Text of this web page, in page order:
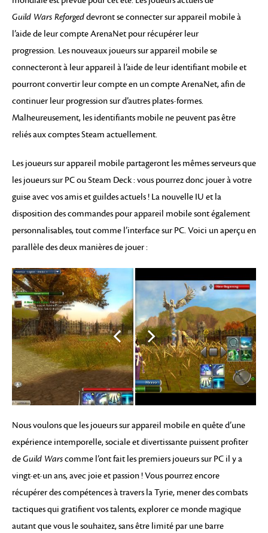
Guild Wars Reforgeddevront se connecter sur appareil mobile à
l’aide de leur compte ArenaNet pour récupérer leur
progression. Les nouveaux joueurs sur appareil mobile se
connecteront à leur appareil à l’aide de leur identifiant mobile et
pourront convertir leur compte en un compte ArenaNet, afin de
continuer leur progression sur d’autres plates-formes.
Malheureusement, les identifiants mobile ne peuvent pas être
reliés aux comptes Steam actuellement.
Les joueurs sur appareil mobile partageront les mêmes serveurs que
les joueurs sur PC ou Steam Deck : vous pourrez donc jouer à votre
guise avec vos amis et guildes actuels ! La nouvelle IU et la
disposition des commandes pour appareil mobile sont également
personnalisables, tout comme l’interface sur PC. Voici un aperçu en
parallèle des deux manières de jouer :
Nous voulons que les joueurs sur appareil mobile en quête d’une
expérience intemporelle, sociale et divertissante puissent profiter
deGuild Warscomme l’ont fait les premiers joueurs sur PC il y a
vingt-et-un ans, avec joie et passion ! Vous pourrez encore
récupérer des compétences à travers la Tyrie, mener des combats
tactiques qui gratifient vos talents, explorer ce monde magique
autant que vous le souhaitez, sans être limité par une barre